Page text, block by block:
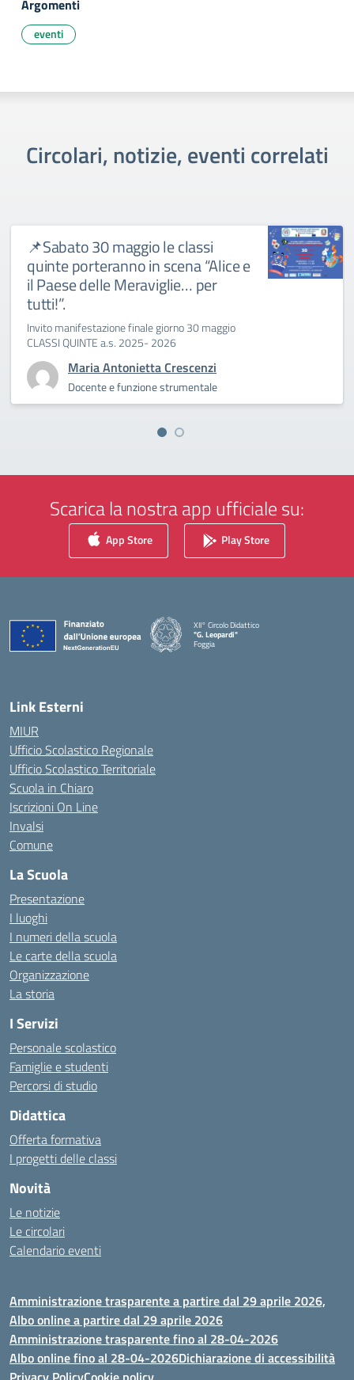
Argomenti
eventi
Circolari, notizie, eventi correlati
📌Sabato 30 maggio le classi
quinte porteranno in scena “Alice e
il Paese delle Meraviglie… per
tutti!”.
Invito manifestazione finale giorno 30 maggio
CLASSI QUINTE a.s. 2025- 2026
Maria Antonietta Crescenzi
Docente e funzione strumentale
Scarica la nostra app ufficiale su:
App Store Play Store
XII° Circolo Didattico
"G. Leopardi"
Foggia
— Visita la pagina iniziale della scuola
Link Esterni
MIUR
Ufficio Scolastico Regionale
Ufficio Scolastico Territoriale
Scuola in Chiaro
Iscrizioni On Line
Invalsi
Comune
La Scuola
Presentazione
I luoghi
I numeri della scuola
Le carte della scuola
Organizzazione
La storia
I Servizi
Personale scolastico
Famiglie e studenti
Percorsi di studio
Didattica
Offerta formativa
I progetti delle classi
Novità
Le notizie
Le circolari
Calendario eventi
Amministrazione trasparente a partire dal 29 aprile 2026,
Albo online a partire dal 29 aprile 2026
Amministrazione trasparente fino al 28-04-2026
Albo online fino al 28-04-2026Dichiarazione di accessibilità